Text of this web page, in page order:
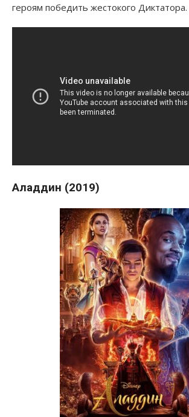
героям победить жестокого Диктатора.
Аладдин (2019)